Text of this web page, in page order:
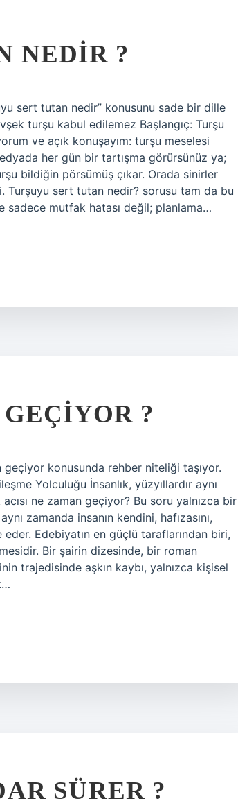
NEDIR ?
sert tutan nedir” konusunu sade bir dille
turşu kabul edilemez Başlangıç: Turşu
ve açık konuşayım: turşu meselesi
her gün bir tartışma görürsünüz ya;
bildiğin pörsümüş çıkar. Orada sinirler
Turşuyu sert tutan nedir? sorusu tam da bu
sadece mutfak hatası değil; planlama…
?
geçiyor konusunda rehber niteliği taşıyor.
Yolculuğu İnsanlık, yüzyıllardır aynı
ne zaman geçiyor? Bu soru yalnızca bir
zamanda insanın kendini, hafızasını,
Edebiyatın en güçlü taraflarından biri,
Bir şairin dizesinde, bir roman
trajedisinde aşkın kaybı, yalnızca kişisel
SÜRER ?